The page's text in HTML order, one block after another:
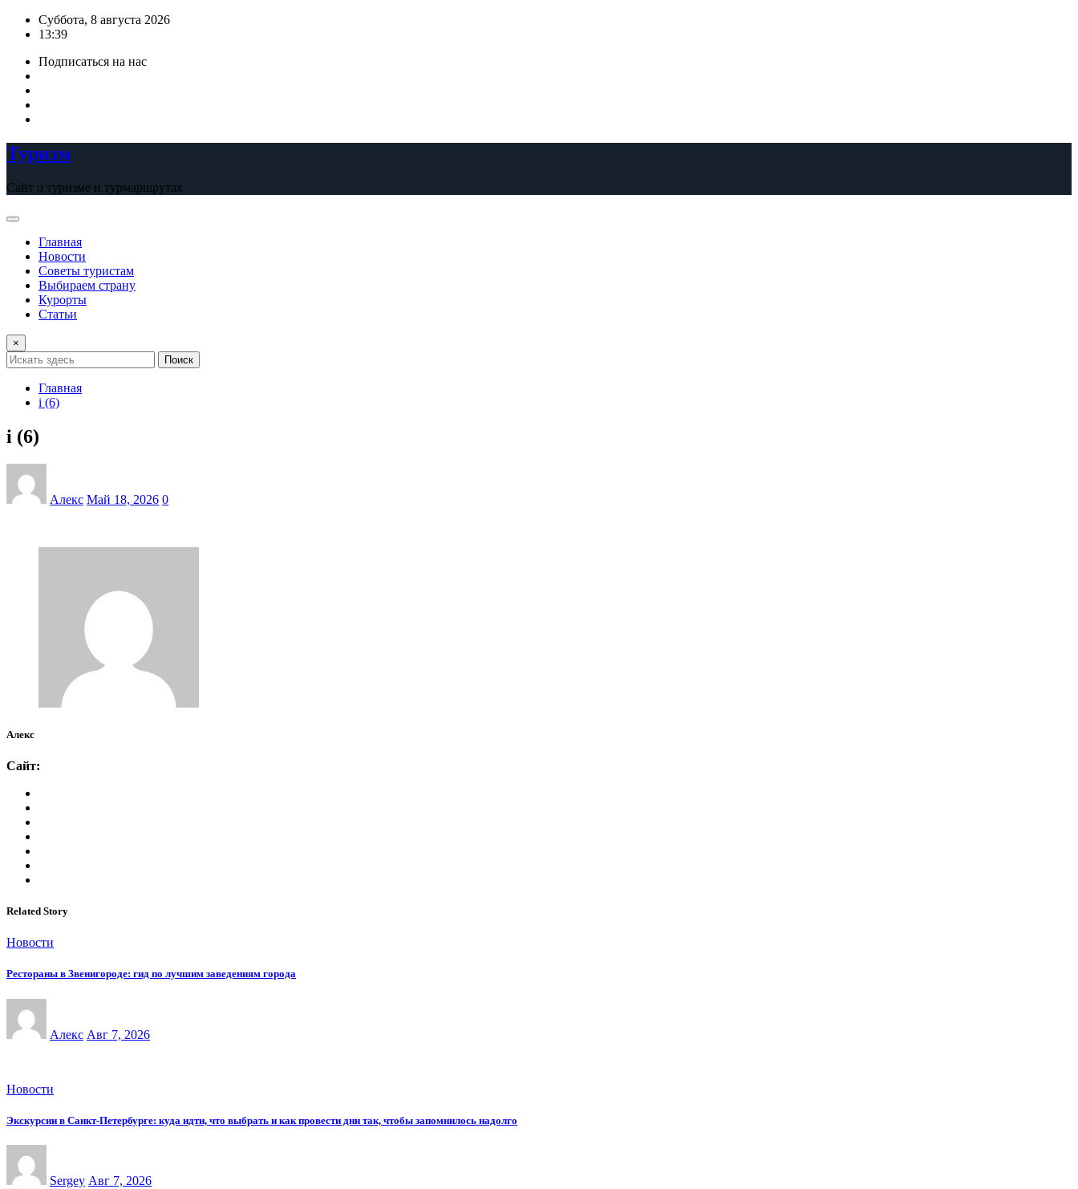
ПерейтиСуббота, 8 августа 2026
13:39
Подписаться на нас
Туризм
Сайт о туризме и турмаршрутах
Главная
Новости
Советы туристам
Выбираем страну
Курорты
Статьи
×
Поиск
Главная
i (6)
i (6)
Алекс Май 18, 2026 0
Алекс
Сайт:
Related Story
Новости
Рестораны в Звенигороде: гид по лучшим заведениям города
Алекс Авг 7, 2026
Новости
Экскурсии в Санкт-Петербурге: куда идти, что выбрать и как провести дни так, чтобы запомнилось надолго
Sergey Авг 7, 2026